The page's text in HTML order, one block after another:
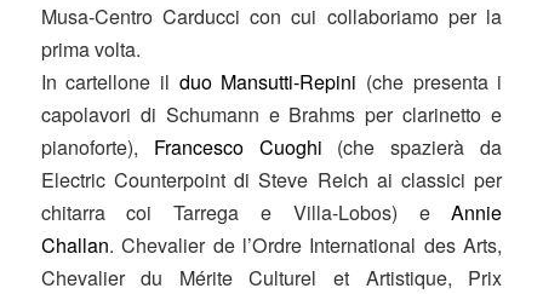
Musa-Centro Carducci con cui collaboriamo per la
prima volta.
In cartellone il duo Mansutti-Repini (che presenta i
capolavori di Schumann e Brahms per clarinetto e
pianoforte), Francesco Cuoghi (che spazierà da
Electric Counterpoint di Steve Reich ai classici per
chitarra coi Tarrega e Villa-Lobos) eAnnie
Challan. Chevalier de l’Ordre International des Arts,
Chevalier du Mérite Culturel et Artistique, Prix